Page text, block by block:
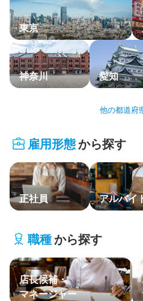
検索履歴・保存した条件
応募履歴
WEB履歴書
掲載をご検討の店舗様へ
食べログ求人PRESS
プライバシーポリシー
利用規約
企業情報
東京
神奈川 愛知
関東
中部・北陸
関西
中国・四国
九州・沖縄
主要エリア
雇用形態から探す
正社員 アルバイ
職種から探す
店長候補・
マネージャー